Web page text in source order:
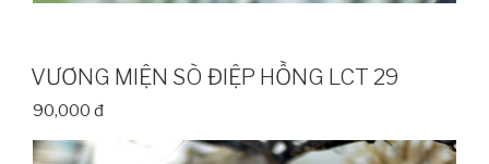
VƯƠNG MIỆN SÒ ĐIỆP HỒNG LCT 29
90,000 đ